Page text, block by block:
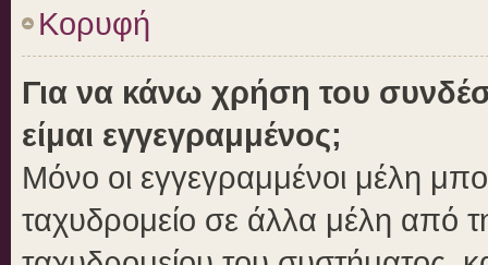
Κορυφή
Για να κάνω χρήση του
είμαι εγγεγραμμένος;
Μόνο οι εγγεγραμμένοι μέλη
ταχυδρομείο σε άλλα μέλη από